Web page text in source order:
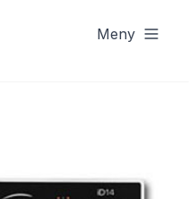
Meny